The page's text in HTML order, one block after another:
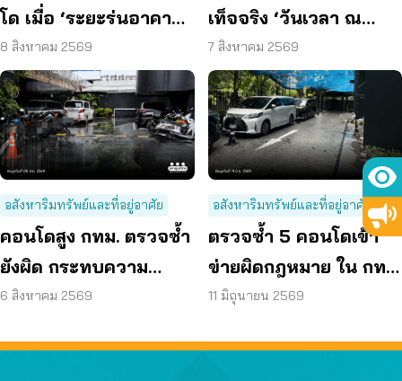
โด เมื่อ ‘ระยะร่นอาคาร’
ถูกละเลย ผู้บริโภคจึงต้อง
เสี่ยง
8 สิงหาคม 2569
เท็จจริง ‘วันเวลา ณ
เจ้าพระยา’ ยืนยันมีถนน
6 ม. รอบอาคาร
7 สิงหาคม 2569
อสังหาริมทรัพย์และที่อยู่อาศัย
คอนโดสูง กทม. ตรวจซ้ำ
ยังผิด กระทบความ
ปลอดภัย
6 สิงหาคม 2569
อสังหาริมทรัพย์และที่อยู่อาศัย
ตรวจซ้ำ 5 คอนโดเข้า
ข่ายผิดกฎหมาย ใน กทม.
พบยังไม่แก้ไข ปล่อยผู้
11 มิถุนายน 2569